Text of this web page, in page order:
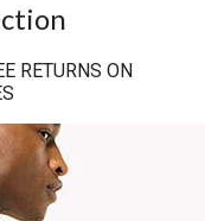
RETURNS ON